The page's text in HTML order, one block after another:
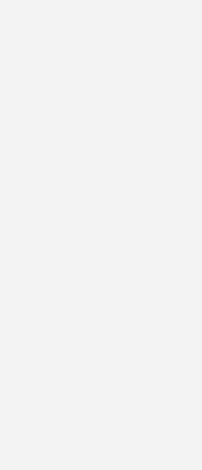
Licht aus direkt
Lichtkonzepte
weil sie den
ebenso ihre
Blick auf die
verbessern die
und fördern
gute Planung
Mitarbeiter
bei Sehschwäche